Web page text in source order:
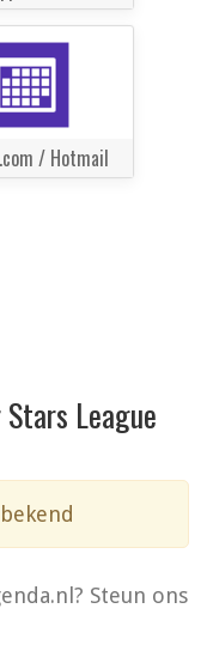
/ Hotmail
League
Steun ons